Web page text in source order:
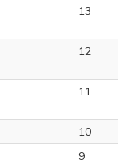
13
12
11
10
9